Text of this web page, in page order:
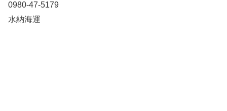
0980-47-5179
水納海運